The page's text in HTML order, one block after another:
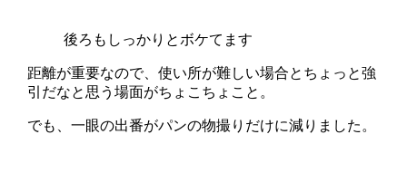
後ろもしっかりとボケてます
距離が重要なので、使い所が難しい場合とちょっと強
引だなと思う場面がちょこちょこと。
でも、一眼の出番がパンの物撮りだけに減りました。